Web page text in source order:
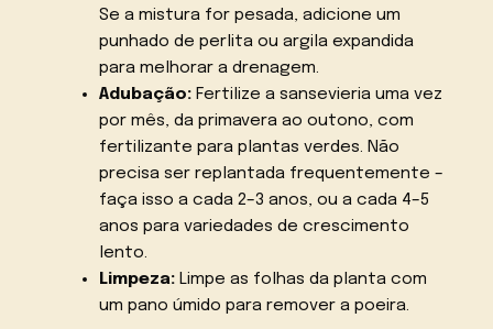
Se a mistura for pesada, adicione um
punhado de perlita ou argila expandida
para melhorar a drenagem.
Adubação:Fertilize a sansevieria uma vez
por mês, da primavera ao outono, com
fertilizante para plantas verdes. Não
precisa ser replantada frequentemente –
faça isso a cada 2–3 anos, ou a cada 4–5
anos para variedades de crescimento
lento.
Limpeza:Limpe as folhas da planta com
um pano úmido para remover a poeira.